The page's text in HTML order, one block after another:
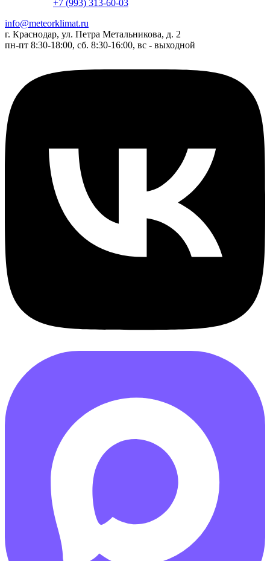
+7 (993) 313-60-03
info@meteorklimat.ru
г. Краснодар, ул. Петра Метальникова, д. 2
пн-пт 8:30-18:00, сб. 8:30-16:00, вс - выходной